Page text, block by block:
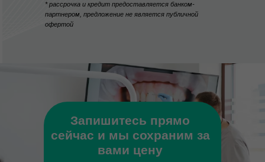
* рассрочка и кредит предоставляется банком-
партнером, предложение не является публичной
офертой
Запишитесь прямо
сейчас и мы сохраним за
вами цену